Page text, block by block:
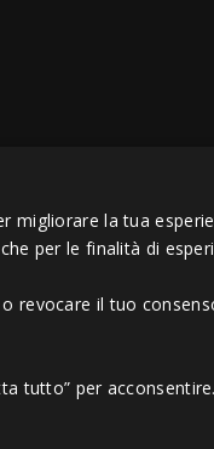
© 2006 - 2023 - Icarus
migliorare la tua
per le finalità di
revocare il tuo
tutto” per